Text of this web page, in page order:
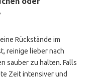
Rückstände im
reinige lieber nach
sauber zu halten. Falls
Zeit intensiver und